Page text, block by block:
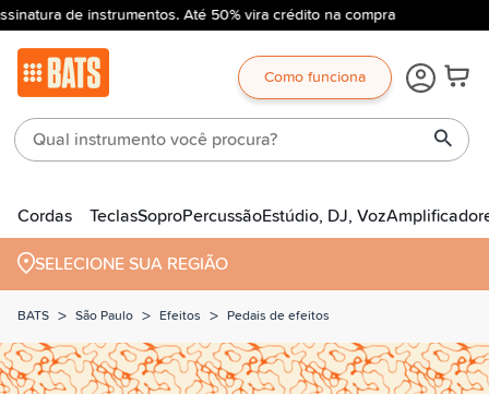
de instrumentos. Até 50% vira crédito na compra
Como funciona
Cordas TeclasSoproPercussãoEstúdio, DJ, Voz
SELECIONE SUA REGIÃO
BATS > São Paulo > Efeitos > Pedais de efeitos